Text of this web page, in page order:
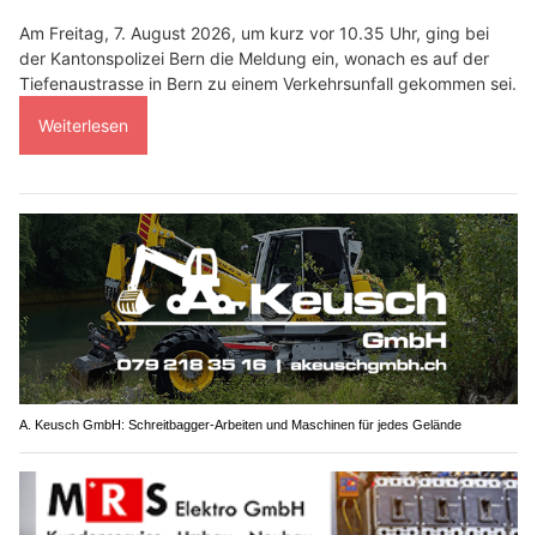
Am Freitag, 7. August 2026, um kurz vor 10.35 Uhr, ging bei
der Kantonspolizei Bern die Meldung ein, wonach es auf der
Tiefenaustrasse in Bern zu einem Verkehrsunfall gekommen sei.
Weiterlesen
A. Keusch GmbH: Schreitbagger-Arbeiten und Maschinen für jedes Gelände